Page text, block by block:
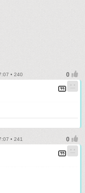
• 240
• 241